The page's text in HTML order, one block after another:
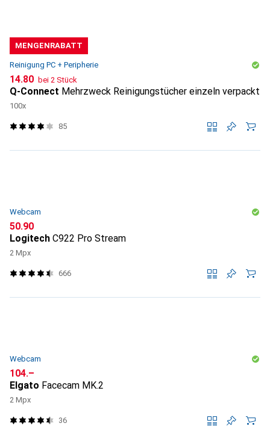
MENGENRABATT
Reinigung PC + Peripherie
CHF
14.80 bei 2 Stück
Q-Connect Mehrzweck Reinigungstücher einzeln verpackt
100x
85
Webcam
CHF
50.90
Logitech C922 Pro Stream
2 Mpx
666
Webcam
CHF
104.–
Elgato Facecam MK.2
2 Mpx
36